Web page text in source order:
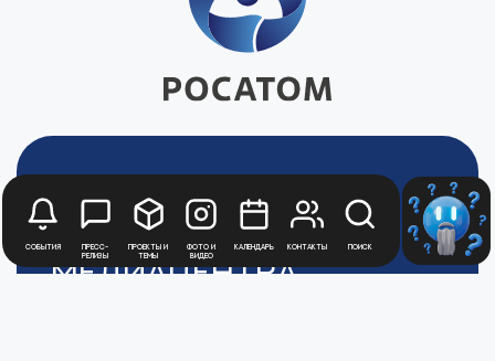
События
Пресс-
релизы
Проекты и
темы
Фото и
видео
Календарь Контакты Поиск
Будьте в курсе
новостей
Медиацентра